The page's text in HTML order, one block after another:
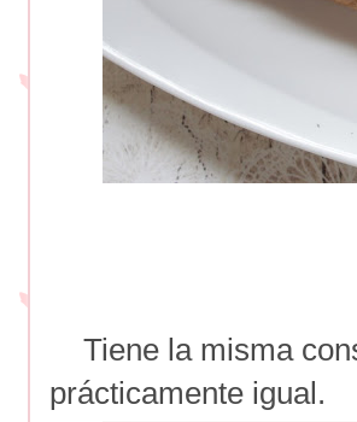
Tiene la misma
prácticamente igual.